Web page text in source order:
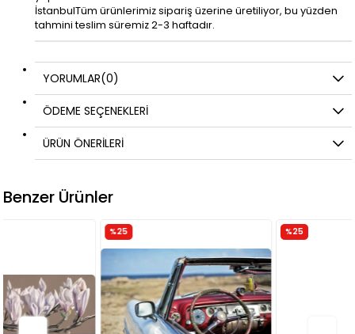
İstanbulTüm ürünlerimiz sipariş üzerine üretiliyor, bu yüzden
tahmini teslim süremiz 2-3 haftadır.
YORUMLAR(0)
ÖDEME SEÇENEKLERI
ÜRÜN ÖNERILERI
Benzer Ürünler